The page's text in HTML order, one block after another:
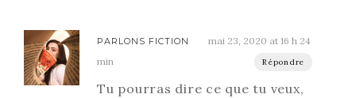
PARLONS FICTION
mai 23, 2020 at 16 h 24
min
Répondre
Tu pourras dire ce que tu veux,